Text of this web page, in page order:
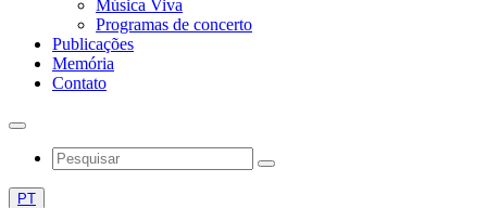
Música Viva
Programas de concerto
Publicações
Memória
Contato
PT